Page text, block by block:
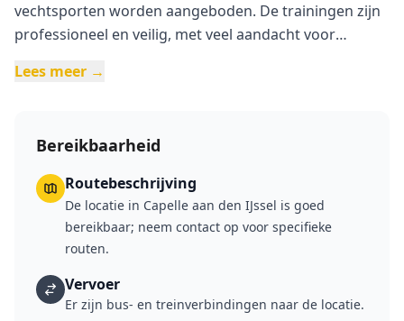
vechtsporten worden aangeboden. De trainingen zijn
professioneel en veilig, met veel aandacht voor
mogelijkheden voor diverse vechtsportstijlen,
Lees meer →
Bereikbaarheid
Routebeschrijving
De locatie in Capelle aan den IJssel is goed
bereikbaar; neem contact op voor specifieke
routen.
Vervoer
Er zijn bus- en treinverbindingen naar de locatie.